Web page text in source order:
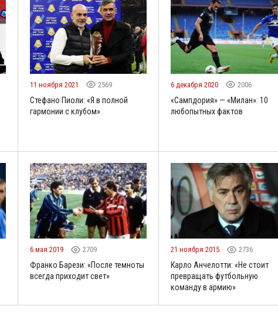
11 ноября 2021 2569
Стефано Пиоли: «Я в полной
гармонии с клубом»
6 декабря 2020 2006
«Сампдория» — «Милан»: 10
любопытных фактов
6 мая 2019 2709
Франко Барези: «После темноты
всегда приходит свет»
21 ноября 2015 2736
Карло Анчелотти: «Не стоит
превращать футбольную
команду в армию»